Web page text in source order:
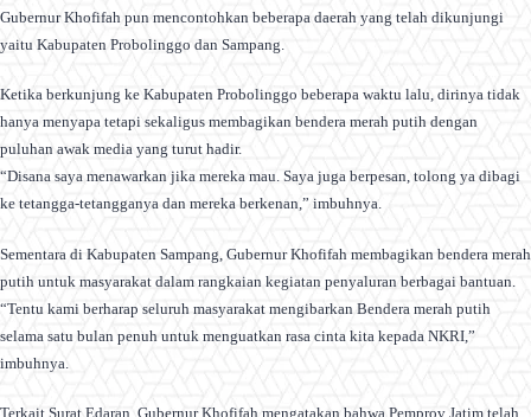
Gubernur Khofifah pun mencontohkan beberapa daerah yang telah dikunjungi
yaitu Kabupaten Probolinggo dan Sampang.
Ketika berkunjung ke Kabupaten Probolinggo beberapa waktu lalu, dirinya tidak
hanya menyapa tetapi sekaligus membagikan bendera merah putih dengan
puluhan awak media yang turut hadir.
“Disana saya menawarkan jika mereka mau. Saya juga berpesan, tolong ya dibagi
ke tetangga-tetangganya dan mereka berkenan,” imbuhnya.
Sementara di Kabupaten Sampang, Gubernur Khofifah membagikan bendera merah
putih untuk masyarakat dalam rangkaian kegiatan penyaluran berbagai bantuan.
“Tentu kami berharap seluruh masyarakat mengibarkan Bendera merah putih
selama satu bulan penuh untuk menguatkan rasa cinta kita kepada NKRI,”
imbuhnya.
Terkait Surat Edaran, Gubernur Khofifah mengatakan bahwa Pemprov Jatim telah